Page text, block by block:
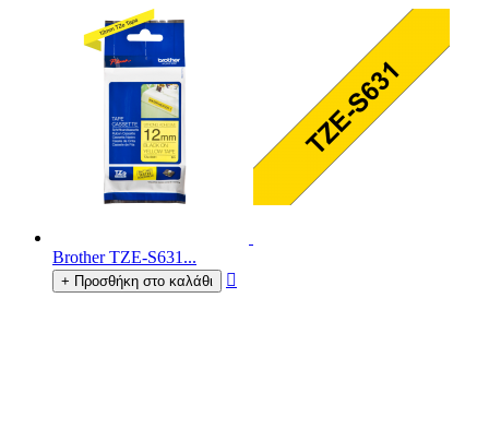
Brother TZE-S631...
+ Προσθήκη στο καλάθι 